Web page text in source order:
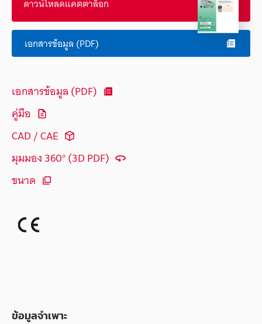
ดาวน์โหลดแคตตาล็อก
เอกสารข้อมูล (PDF)
เอกสารข้อมูล (PDF)
คู่มือ
CAD / CAE
มุมมอง 360° (3D PDF)
ขนาด
ข้อมูลจำเพาะ